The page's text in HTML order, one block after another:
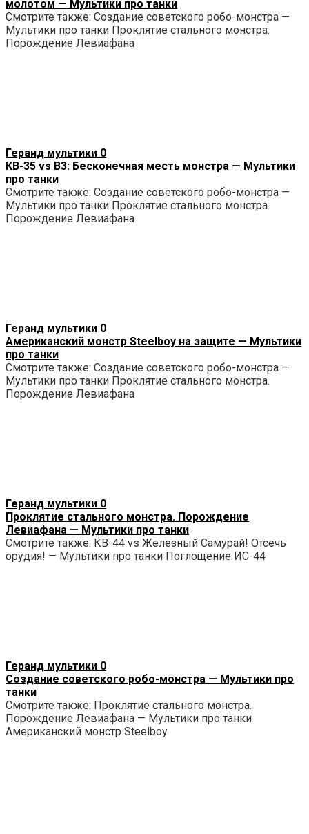
молотом — Мультики про танки
Смотрите также: Создание советского робо-монстра —
Мультики про танки Проклятие стального монстра.
Порождение Левиафана
Геранд мультики 0
КВ-35 vs B3: Бесконечная месть монстра — Мультики
про танки
Смотрите также: Создание советского робо-монстра —
Мультики про танки Проклятие стального монстра.
Порождение Левиафана
Геранд мультики 0
Американский монстр Steelboy на защите — Мультики
про танки
Смотрите также: Создание советского робо-монстра —
Мультики про танки Проклятие стального монстра.
Порождение Левиафана
Геранд мультики 0
Проклятие стального монстра. Порождение
Левиафана — Мультики про танки
Смотрите также: КВ-44 vs Железный Самурай! Отсечь
орудия! — Мультики про танки Поглощение ИС-44
Геранд мультики 0
Создание советского робо-монстра — Мультики про
танки
Смотрите также: Проклятие стального монстра.
Порождение Левиафана — Мультики про танки
Американский монстр Steelboy